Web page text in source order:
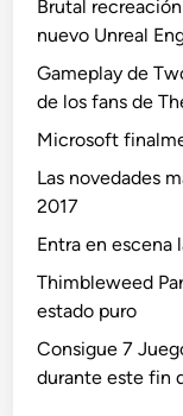
Brutal
nuevo Unreal
Gameplay de
de los fans de
Microsoft
Las novedades
2017
Entra en escena
Thimbleweed
estado puro
Consigue 7
durante este fin